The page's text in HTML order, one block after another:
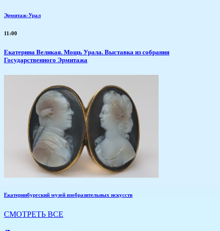
Эрмитаж-Урал
11:00
​Екатерина Великая. Мощь Урала. Выставка из собрания
Государственного Эрмитажа
Екатеринбургский музей изобразительных искусств
СМОТРЕТЬ ВСЕ